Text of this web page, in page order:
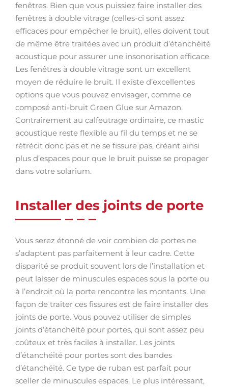
fenêtres. Bien que vous puissiez faire installer des
fenêtres à double vitrage (celles-ci sont assez
efficaces pour empêcher le bruit), elles doivent tout
de même être traitées avec un produit d’étanchéité
acoustique pour assurer une insonorisation efficace.
Les fenêtres à double vitrage sont un excellent
moyen de réduire le bruit. Il existe d’excellentes
options que vous pouvez envisager, comme ce
composé anti-bruit Green Glue sur Amazon.
Contrairement au calfeutrage ordinaire, ce mastic
acoustique reste flexible au fil du temps et ne se
rétrécit donc pas et ne se fissure pas, créant ainsi
plus d’espaces pour que le bruit puisse se propager
dans votre solarium.
Installer des joints de porte
Vous serez étonné de voir combien de portes ne
s’adaptent pas parfaitement à leur cadre. Cette
disparité se produit souvent lors de l’installation et
peut laisser de minuscules espaces sous la porte ou
à l’endroit où la porte rencontre les montants. Une
façon de traiter ces fissures est de faire installer des
joints de porte. Vous pouvez utiliser de simples
joints d’étanchéité pour portes, qui sont assez peu
coûteux et très faciles à installer. Les joints
d’étanchéité pour portes sont des bandes
d’étanchéité. Ce type de ruban est parfait pour
sceller de minuscules espaces. Le plus intéressant,